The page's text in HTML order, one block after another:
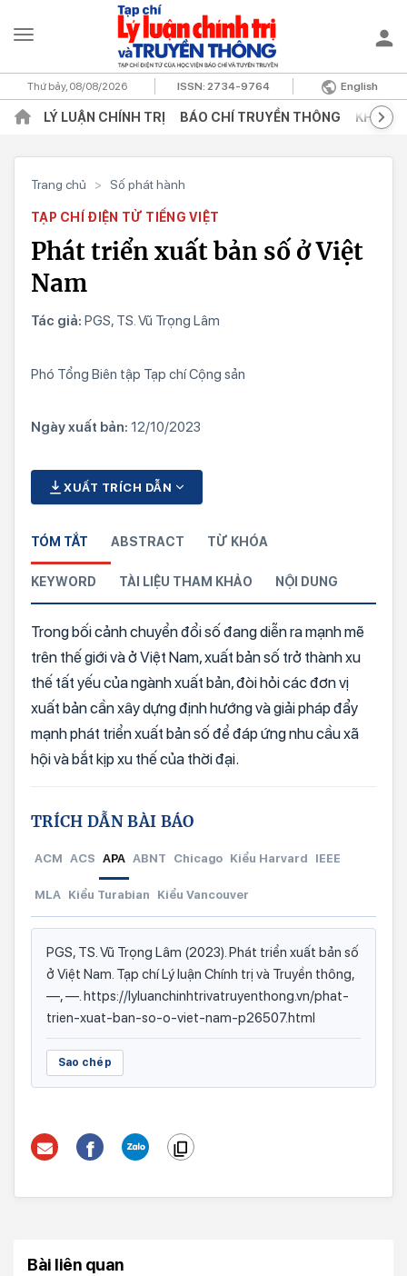
Thứ bảy, 08/08/2026 ISSN:2734-9764 English
LÝ LUẬN CHÍNH TRỊ BÁO CHÍ TRUYỀN THÔNG KHOA
Trang chủ > Số phát hành
TẠP CHÍ ĐIỆN TỬ TIẾNG VIỆT
Phát triển xuất bản số ở Việt
Nam
Tác giả: PGS, TS. Vũ Trọng Lâm
Phó Tổng Biên tập Tạp chí Cộng sản
Ngày xuất bản: 12/10/2023
XUẤT TRÍCH DẪN
TÓM TẮT ABSTRACT TỪ KHÓA
KEYWORD TÀI LIỆU THAM KHẢO NỘI DUNG
Trong bối cảnh chuyển đổi số đang diễn ra mạnh mẽ
trên thế giới và ở Việt Nam, xuất bản số trở thành xu
thế tất yếu của ngành xuất bản, đòi hỏi các đơn vị
xuất bản cần xây dựng định hướng và giải pháp đẩy
mạnh phát triển xuất bản số để đáp ứng nhu cầu xã
hội và bắt kịp xu thế của thời đại.
TRÍCH DẪN BÀI BÁO
ACM ACS APA ABNT Chicago Kiểu Harvard IEEE
MLA Kiểu Turabian Kiểu Vancouver
PGS, TS. Vũ Trọng Lâm (2023). Phát triển xuất bản số
ở Việt Nam. Tạp chí Lý luận Chính trị và Truyền thông,
—, —. https://lyluanchinhtrivatruyenthong.vn/phat-
trien-xuat-ban-so-o-viet-nam-p26507.html
Sao chép
Bài liên quan